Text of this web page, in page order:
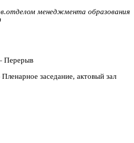
менеджмента образования
Перерыв
заседание, актовый зал